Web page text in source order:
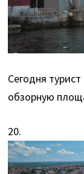
Сегодня
обзорную
20.